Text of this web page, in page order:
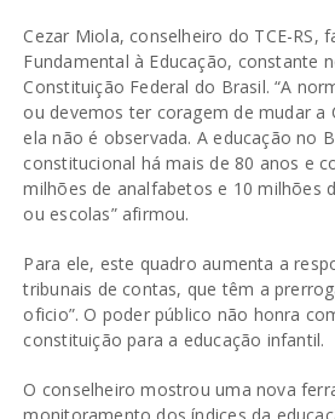
Cezar Miola, conselheiro do TCE-RS,
Fundamental à Educação, constante
Constituição Federal do Brasil. “A
ou devemos ter coragem de mudar a
ela não é observada. A educação no
constitucional há mais de 80 anos e
milhões de analfabetos e 10 milhões
ou escolas” afirmou.
Para ele, este quadro aumenta a
tribunais de contas, que têm a
oficio”. O poder público não honra
constituição para a educação infantil.
O conselheiro mostrou uma nova